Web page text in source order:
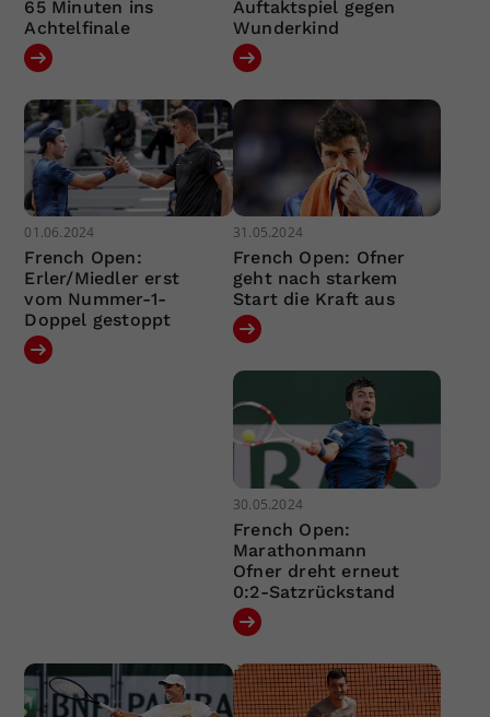
65 Minuten ins
Achtelfinale
Auftaktspiel gegen
Wunderkind
01.06.2024
French Open:
Erler/Miedler erst
vom Nummer-1-
Doppel gestoppt
31.05.2024
French Open: Ofner
geht nach starkem
Start die Kraft aus
30.05.2024
French Open:
Marathonmann
Ofner dreht erneut
0:2-Satzrückstand